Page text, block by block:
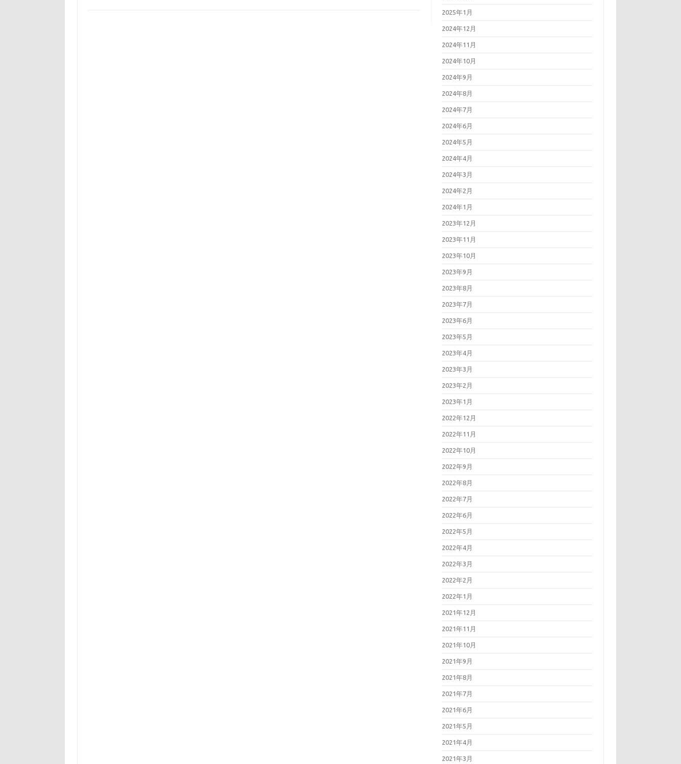
2025年1月
2024年12月
2024年11月
2024年10月
2024年9月
2024年8月
2024年7月
2024年6月
2024年5月
2024年4月
2024年3月
2024年2月
2024年1月
2023年12月
2023年11月
2023年10月
2023年9月
2023年8月
2023年7月
2023年6月
2023年5月
2023年4月
2023年3月
2023年2月
2023年1月
2022年12月
2022年11月
2022年10月
2022年9月
2022年8月
2022年7月
2022年6月
2022年5月
2022年4月
2022年3月
2022年2月
2022年1月
2021年12月
2021年11月
2021年10月
2021年9月
2021年8月
2021年7月
2021年6月
2021年5月
2021年4月
2021年3月